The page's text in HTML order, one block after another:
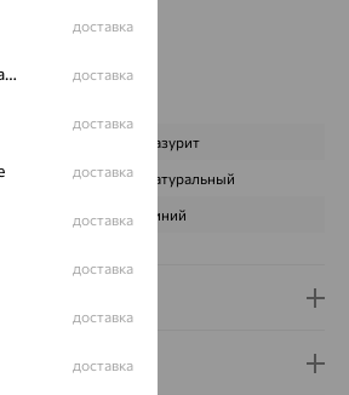
Синий
Лазурит
Натуральный
Синий
доставка
Александровское, Ставропольский край доставка
доставка
доставка
доставка
доставка
доставка
доставка